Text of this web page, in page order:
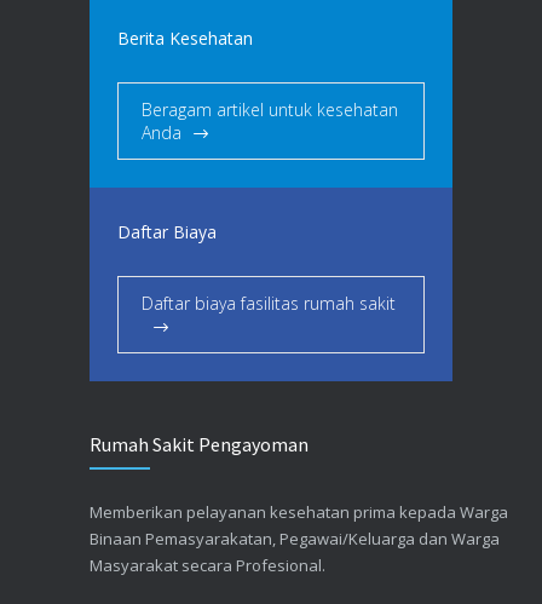
Berita Kesehatan
Beragam artikel untuk kesehatan
Anda
Daftar Biaya
Daftar biaya fasilitas rumah sakit
Rumah Sakit Pengayoman
Memberikan pelayanan kesehatan prima kepada Warga
Binaan Pemasyarakatan, Pegawai/Keluarga dan Warga
Masyarakat secara Profesional.